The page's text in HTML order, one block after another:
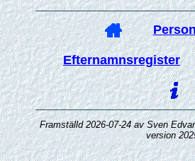
Efternamnsregister
Framställd 2026-07-24 av Sven
version